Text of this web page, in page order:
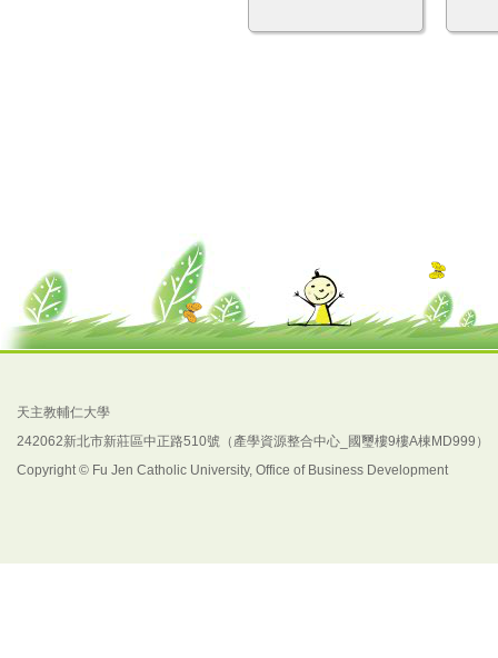
天主教輔仁大學
242062新北市新莊區中正路510號（產學資源整合中心_國璽樓9樓A棟MD999）
Copyright © Fu Jen Catholic University, Office of Business Development